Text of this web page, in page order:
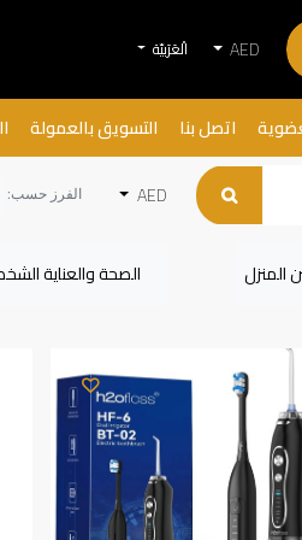
AED الْعَرَبيّة
اتصل بنا التسويق بالعمولة
AED الفرز حسب:
المنزل الصحة والعناية